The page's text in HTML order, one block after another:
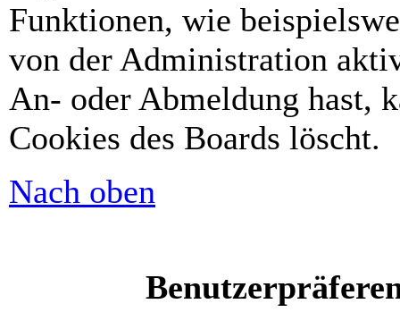
Funktionen, wie
von der Administration
An- oder Abmeldung hast,
Cookies des Boards löscht.
Nach oben